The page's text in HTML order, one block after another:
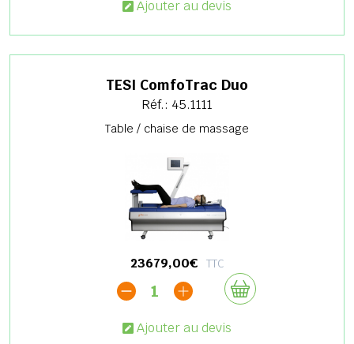
Ajouter au devis
TESI ComfoTrac Duo
Réf.: 45.1111
Table / chaise de massage
23679,00€ TTC
1
Ajouter au devis